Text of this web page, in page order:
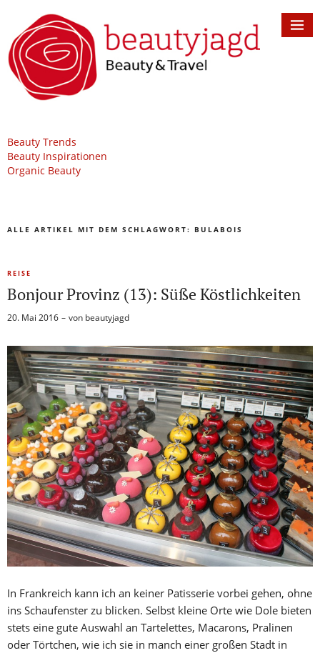
Beauty Trends
Beauty Inspirationen
Organic Beauty
ALLE ARTIKEL MIT DEM SCHLAGWORT: BULABOIS
REISE
Bonjour Provinz (13): Süße Köstlichkeiten
20. Mai 2016 von beautyjagd
In Frankreich kann ich an keiner Patisserie vorbei gehen, ohne
ins Schaufenster zu blicken. Selbst kleine Orte wie Dole bieten
stets eine gute Auswahl an Tartelettes, Macarons, Pralinen
oder Törtchen, wie ich sie in manch einer großen Stadt in